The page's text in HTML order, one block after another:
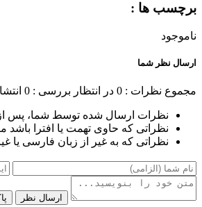
برچسب ها :
ناموجود
ارسال نظر شما
مجموع نظرات : 0 در انتظار بررسی : 0
نظرات ارسال شده توسط شما، پس
نظراتی که حاوی تهمت یا افترا باشد
نظراتی که به غیر از زبان فارسی یا
ارسال نظر